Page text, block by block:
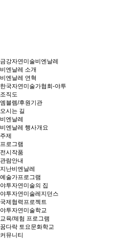
금강자연미술비엔날레
비엔날레 소개
비엔날레 연혁
한국자연미술가협회-야투
조직도
엠블렘/후원기관
오시는 길
비엔날레
비엔날레 행사개요
주제
프로그램
전시작품
관람안내
지난비엔날레
예술가프로그램
야투자연미술의 집
야투자연미술레지던스
국제협력프로젝트
야투자연미술학교
교육/체험 프로그램
꿈다락 토요문화학교
커뮤니티